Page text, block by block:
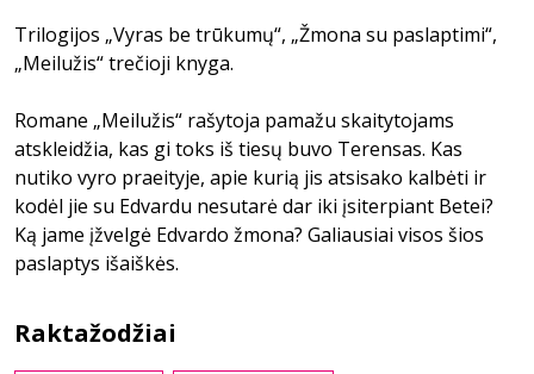
Trilogijos „Vyras be trūkumų“, „Žmona su paslaptimi“,
„Meilužis“ trečioji knyga.
Romane „Meilužis“ rašytoja pamažu skaitytojams
atskleidžia, kas gi toks iš tiesų buvo Terensas. Kas
nutiko vyro praeityje, apie kurią jis atsisako kalbėti ir
kodėl jie su Edvardu nesutarė dar iki įsiterpiant Betei?
Ką jame įžvelgė Edvardo žmona? Galiausiai visos šios
paslaptys išaiškės.
Raktažodžiai